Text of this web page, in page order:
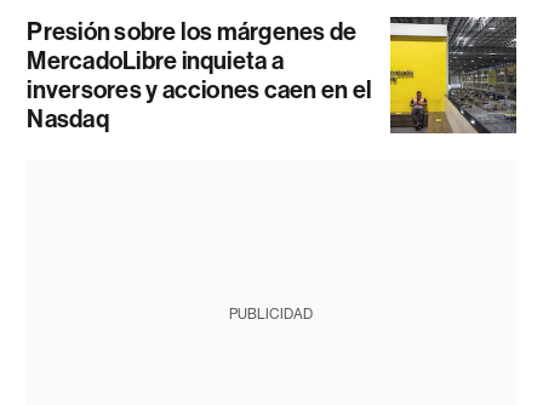
Presión sobre los márgenes de
MercadoLibre inquieta a
inversores y acciones caen en el
Nasdaq
PUBLICIDAD